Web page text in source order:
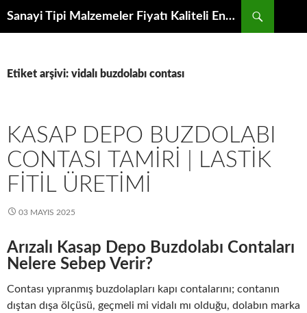
Sanayi Tipi Malzemeler Fiyatı Kaliteli Endüstriyel Ekipman Modeli Toptancısından Mutfak Makineleri İmalatçıları Fabrikasından Satış Proje Parçası
Etiket arşivi: vidalı buzdolabı contası
KASAP DEPO BUZDOLABI
CONTASI TAMIRI | LASTIK
FITIL ÜRETIMI
03 MAYIS 2025
Arızalı Kasap Depo Buzdolabı Contaları
Nelere Sebep Verir?
Contası yıpranmış buzdolapları kapı contalarını; contanın
dıştan dışa ölçüsü, geçmeli mi vidalı mı olduğu, dolabın marka